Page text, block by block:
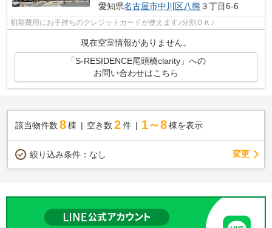
愛知県名古屋市中川区八熊 ３丁目6-6
初期費用にお手持ちのクレジットカードが使えます♪分割ＯＫ♪
現在空室情報がありません。
「S-RESIDENCE尾頭橋clarity」への
お問い合わせはこちら
該当物件数 8棟 空き数 2 件 1～8 棟を表示
絞り込み条件： なし 変更